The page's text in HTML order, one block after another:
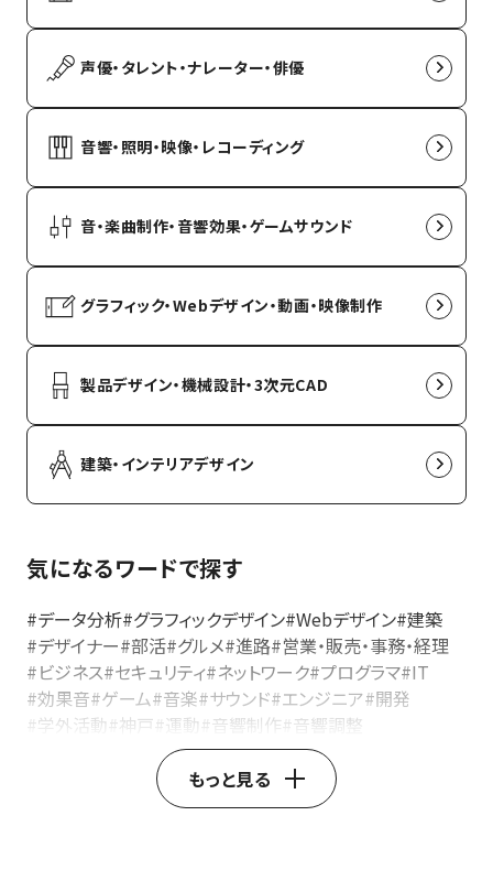
声優・タレント・ナレーター・俳優
音響・照明・映像・レコーディング
音・楽曲制作・音響効果・ゲームサウンド
グラフィック・Webデザイン・動画・映像制作
製品デザイン・機械設計・3次元CAD
建築・インテリアデザイン
気になるワードで探す
#データ分析#グラフィックデザイン#Webデザイン#建築
#デザイナー#部活#グルメ#進路#営業・販売・事務・経理
#ビジネス#セキュリティ#ネットワーク#プログラマ#IT
#効果音#ゲーム#音楽#サウンド#エンジニア#開発
#学外活動#神戸#運動#音響制作#音響調整
#イベント音響
#レコーディングエンジニア#音響ミキサー
#ライブ音響#音響エンジニア
もっと見る